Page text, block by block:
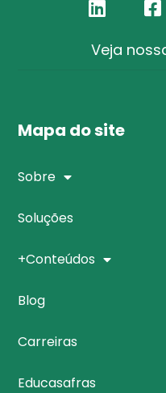
Veja
Mapa do site
Sobre
Soluções
+Conteúdos
Blog
Carreiras
Educasafras